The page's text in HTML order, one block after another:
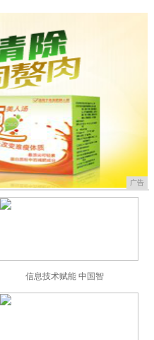
广告
信息技术赋能 中国智